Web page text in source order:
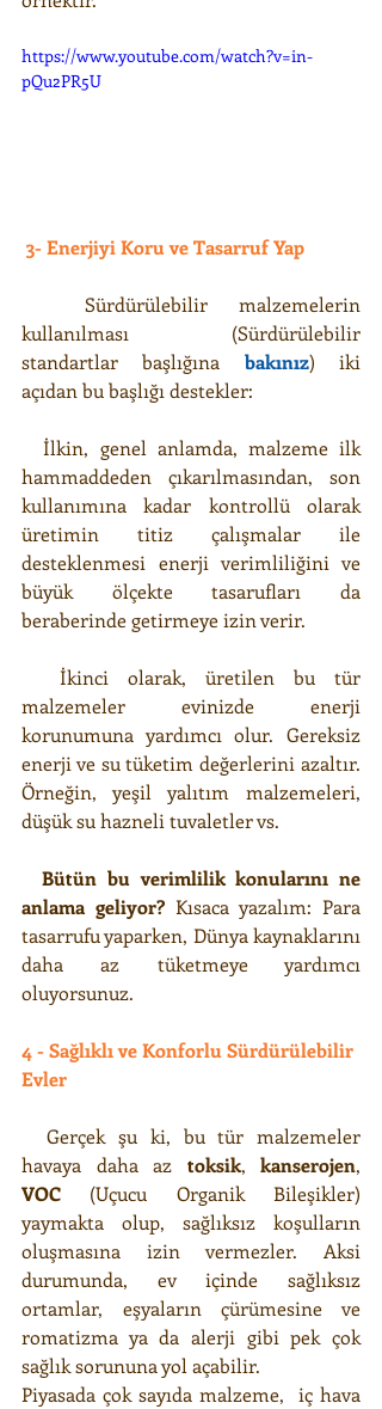
https://www.youtube.com/watch?v=in-
pQu2PR5U
3- Enerjiyi Koru ve Tasarruf Yap
kullanılması (Sürdürülebilir
standartlar başlığına bakınız) iki
açıdan bu başlığı destekler:
  İlkin, genel anlamda, malzeme ilk
hammaddeden çıkarılmasından, son
kullanımına kadar kontrollü olarak
üretimin titiz çalışmalar ile
desteklenmesi enerji verimliliğini ve
büyük ölçekte tasarufları da
beraberinde getirmeye izin verir.
malzemeler evinizde enerji
korunumuna yardımcı olur. Gereksiz
enerji ve su tüketim değerlerini azaltır.
Örneğin, yeşil yalıtım malzemeleri,
düşük su hazneli tuvaletler vs.
  Bütün bu verimlilik konularını ne
anlama geliyor? Kısaca yazalım: Para
tasarrufu yaparken, Dünya kaynaklarını
daha az tüketmeye yardımcı
oluyorsunuz.
4 - Sağlıklı ve Konforlu Sürdürülebilir
Evler
  Gerçek şu ki, bu tür malzemeler
havaya daha az toksik, kanserojen
VOC (Uçucu Organik Bileşikler)
yaymakta olup, sağlıksız koşulların
oluşmasına izin vermezler. Aksi
durumunda, ev içinde sağlıksız
ortamlar, eşyaların çürümesine ve
romatizma ya da alerji gibi pek çok
sağlık sorununa yol açabilir.
Piyasada çok sayıda malzeme,  iç hava